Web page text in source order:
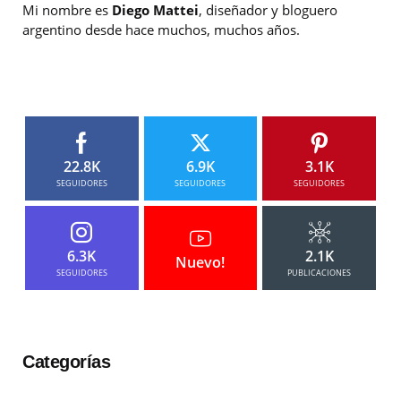
Mi nombre es Diego Mattei, diseñador y bloguero
argentino desde hace muchos, muchos años.
22.8K
SEGUIDORES
6.9K
SEGUIDORES
3.1K
SEGUIDORES
6.3K
SEGUIDORES
Nuevo! 2.1K
PUBLICACIONES
Categorías